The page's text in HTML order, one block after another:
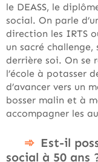
le DEASS, le
social. On parle
direction les IRTS
un sacré
derrière soi. On se
l’école à potasser
d’avancer vers un
bosser malin et à
accompagner les
Est-il
social à 50 ans